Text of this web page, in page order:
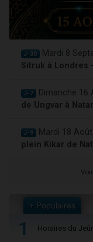
J-30 Mardi 8
Sitruk à Londres
J-7 Dimanche 16
de Ungvar à
J-9 Mardi 18 Août
plein Kikar de
+ Populaires
1 Horaires du